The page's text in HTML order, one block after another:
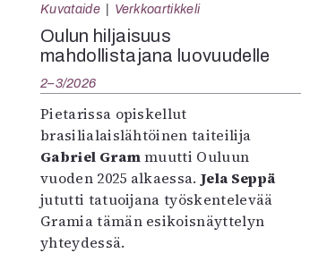
Kuvataide Verkkoartikkeli
Oulun hiljaisuus
mahdollistajana luovuudelle
2–3/2026
Pietarissa opiskellut
brasilialaislähtöinen taiteilija
Gabriel Grammuutti Ouluun
vuoden 2025 alkaessa.Jela Seppä
jututti tatuoijana työskentelevää
Gramia tämän esikoisnäyttelyn
yhteydessä.